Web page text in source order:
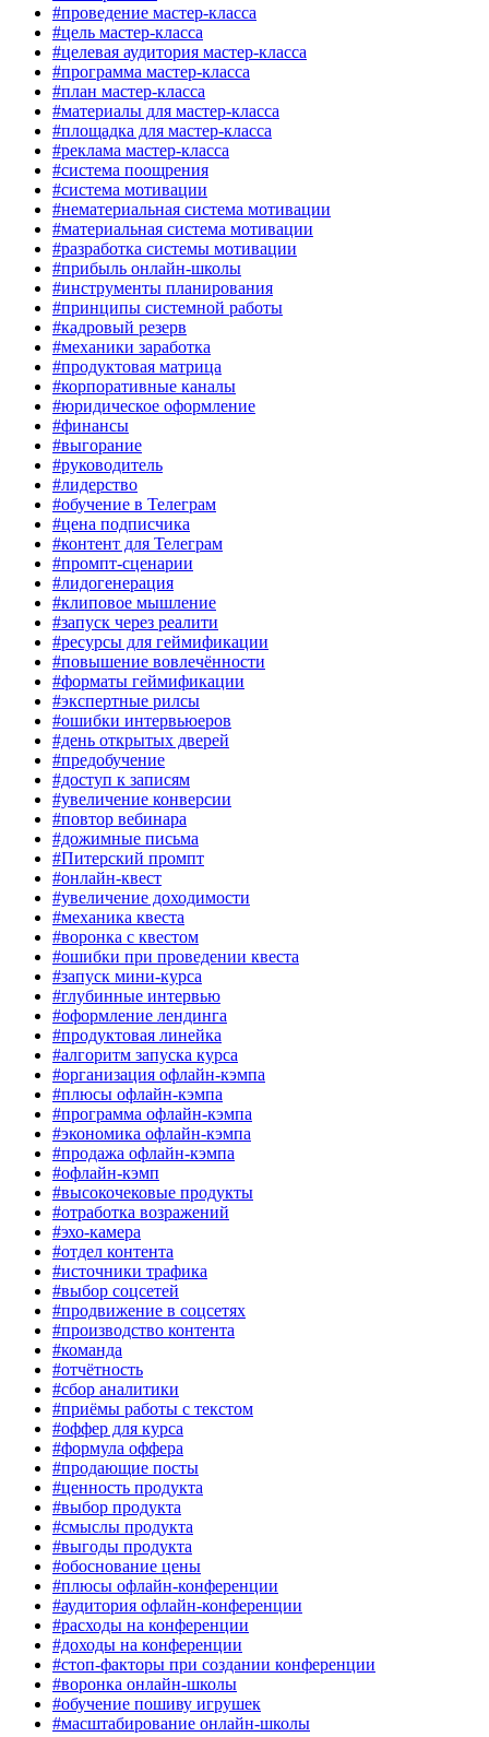
#проведение мастер-класса
#цель мастер-класса
#целевая аудитория мастер-класса
#программа мастер-класса
#план мастер-класса
#материалы для мастер-класса
#площадка для мастер-класса
#реклама мастер-класса
#система поощрения
#система мотивации
#нематериальная система мотивации
#материальная система мотивации
#разработка системы мотивации
#прибыль онлайн-школы
#инструменты планирования
#принципы системной работы
#кадровый резерв
#механики заработка
#продуктовая матрица
#корпоративные каналы
#юридическое оформление
#финансы
#выгорание
#руководитель
#лидерство
#обучение в Телеграм
#цена подписчика
#контент для Телеграм
#промпт-сценарии
#лидогенерация
#клиповое мышление
#запуск через реалити
#ресурсы для геймификации
#повышение вовлечённости
#форматы геймификации
#экспертные рилсы
#ошибки интервьюеров
#день открытых дверей
#предобучение
#доступ к записям
#увеличение конверсии
#повтор вебинара
#дожимные письма
#Питерский промпт
#онлайн-квест
#увеличение доходимости
#механика квеста
#воронка с квестом
#ошибки при проведении квеста
#запуск мини-курса
#глубинные интервью
#оформление лендинга
#продуктовая линейка
#алгоритм запуска курса
#организация офлайн-кэмпа
#плюсы офлайн-кэмпа
#программа офлайн-кэмпа
#экономика офлайн-кэмпа
#продажа офлайн-кэмпа
#офлайн-кэмп
#высокочековые продукты
#отработка возражений
#эхо-камера
#отдел контента
#источники трафика
#выбор соцсетей
#продвижение в соцсетях
#производство контента
#команда
#отчётность
#сбор аналитики
#приёмы работы с текстом
#оффер для курса
#формула оффера
#продающие посты
#ценность продукта
#выбор продукта
#смыслы продукта
#выгоды продукта
#обоснование цены
#плюсы офлайн-конференции
#аудитория офлайн-конференции
#расходы на конференции
#доходы на конференции
#стоп-факторы при создании конференции
#воронка онлайн-школы
#обучение пошиву игрушек
#масштабирование онлайн-школы